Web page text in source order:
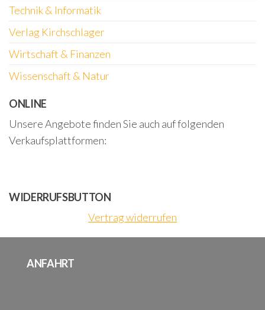
Technik & Informatik
Verlag Kirchschlager
Wirtschaft & Finanzen
Wissenschaft & Natur
ONLINE
Unsere Angebote finden Sie auch auf folgenden
Verkaufsplattformen:
WIDERRUFSBUTTON
Vertrag widerrufen
ANFAHRT